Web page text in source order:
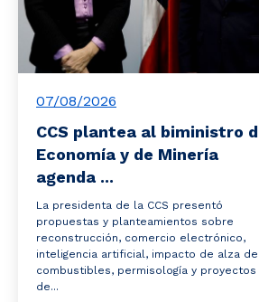
07/08/2026
CCS plantea al biministro
Economía y de Minería
agenda ...
La presidenta de la CCS presentó
propuestas y planteamientos sobre
reconstrucción, comercio electrónico,
inteligencia artificial, impacto de alza de
combustibles, permisología y proyectos
de...